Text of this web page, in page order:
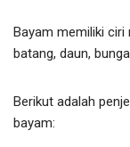
Bayam memiliki ciri
batang, daun,
Berikut adalah
bayam: